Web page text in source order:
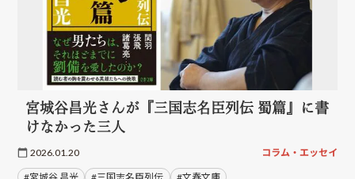
宮城谷昌光さんが『三国志名臣列伝 蜀篇』に書
けなかった三人
2026.01.20 コラム・エッセイ